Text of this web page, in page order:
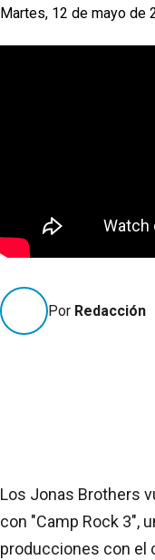
Martes, 12 de mayo de
Por Redacción
Los Jonas Brothers
con "Camp Rock 3",
producciones con el